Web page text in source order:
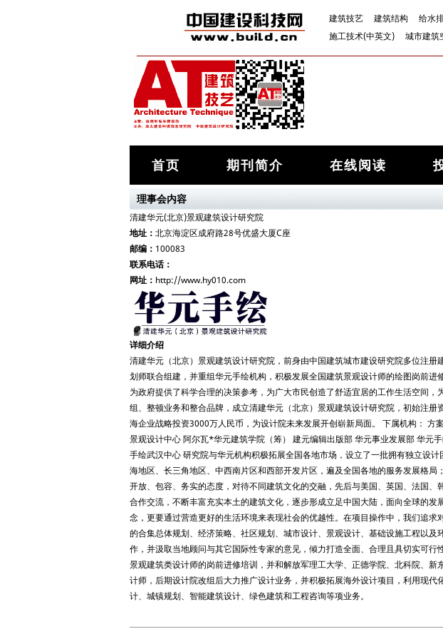
建筑技艺 建筑结构 给水
施工技术(中英文)
城市建筑
首页 期刊简介 在线阅读
理事会内容
清建华元(北京)景观建筑设计研究院
地址： 北京海淀区成府路28号优盛大厦C座
邮编： 100083
联系电话：
网址： http://www.hy010.com
详细介绍
清建华元（北京）景观建筑设计研究院，前身由中国建筑城市建设研究院多位注
划师联合组建，并重组华元手绘机构，积极发展全国建筑景观设计师的绘图岗前
为政府提供了科学合理的决策参考，为广大市民创造了舒适宜居的工作生活空间
组、整顿业务和整合品牌，成立清建华元（北京）景观建筑设计研究院，初始注
海企业战略投资3000万人民币，为设计院未来发展开创崭新局面。 下属机构： 方
景观设计中心 阿尔瓦*华元建筑学院（筹） 建元编辑出版部 华元事业发展部 华元
手绘武汉中心 研究院与华元机构积极拓展全国各地市场，设立了一批拥有独立设
海地区、长三角地区、中西南片区和西部开发片区，遍及全国各地的服务发展格
开放、包容、务实的态度，对待不同建筑文化的交融，先后与美国、英国、法国
合作交流，不断丰富充实本土的建筑文化，逐步形成立足中国大陆，面向全球的
念，更要通过营造更好的生活环境来表现社会的优越性。在项目操作中，我们追
的合集总体规划、经济策略、社区规划、城市设计、景观设计、基础设施工程以
作，并汲取当地顾问与其它国际性专家的意见，倾力打造全面、合理且具切实可
景观建筑类设计师的岗前进修培训，并和解放军理工大学、正德学院、北科院、
计师，后期设计院改组后大力推广设计业务，并积极拓展海外设计项目，利用现
计、城镇规划、智能建筑设计、绿色建筑和工程咨询等项业务。